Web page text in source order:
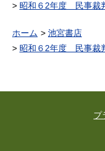
昭和６2年度 民事裁
ホーム
池宮書店
昭和６2年度 民事裁
プ